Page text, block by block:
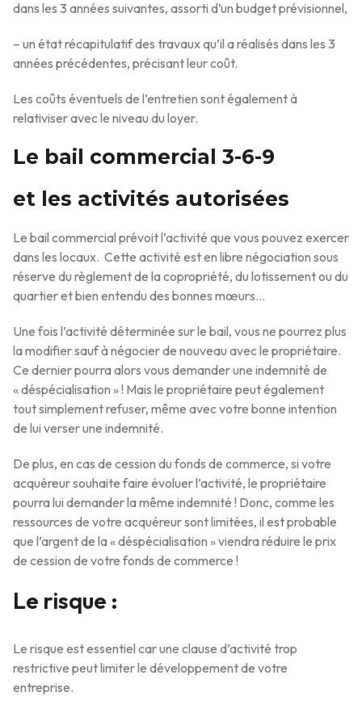
dans les 3 années suivantes, assorti d’un budget prévisionnel,
– un état récapitulatif des travaux qu’il a réalisés dans les 3
années précédentes, précisant leur coût.
Les coûts éventuels de l’entretien sont également à
relativiser avec le niveau du loyer.
Le bail commercial 3-6-9
et les activités autorisées
Le bail commercial prévoit l’activité que vous pouvez exercer
dans les locaux. Cette activité est en libre négociation sous
réserve du règlement de la copropriété, du lotissement ou du
quartier et bien entendu des bonnes mœurs…
Une fois l’activité déterminée sur le bail, vous ne pourrez plus
la modifier sauf à négocier de nouveau avec le propriétaire.
Ce dernier pourra alors vous demander une indemnité de
« déspécialisation » ! Mais le propriétaire peut également
tout simplement refuser, même avec votre bonne intention
de lui verser une indemnité.
De plus, en cas de cession du fonds de commerce, si votre
acquéreur souhaite faire évoluer l’activité, le propriétaire
pourra lui demander la même indemnité ! Donc, comme les
ressources de votre acquéreur sont limitées, il est probable
que l’argent de la « déspécialisation » viendra réduire le prix
de cession de votre fonds de commerce !
Le risque :
Le risque est essentiel car une clause d’activité trop
restrictive peut limiter le développement de votre
entreprise.